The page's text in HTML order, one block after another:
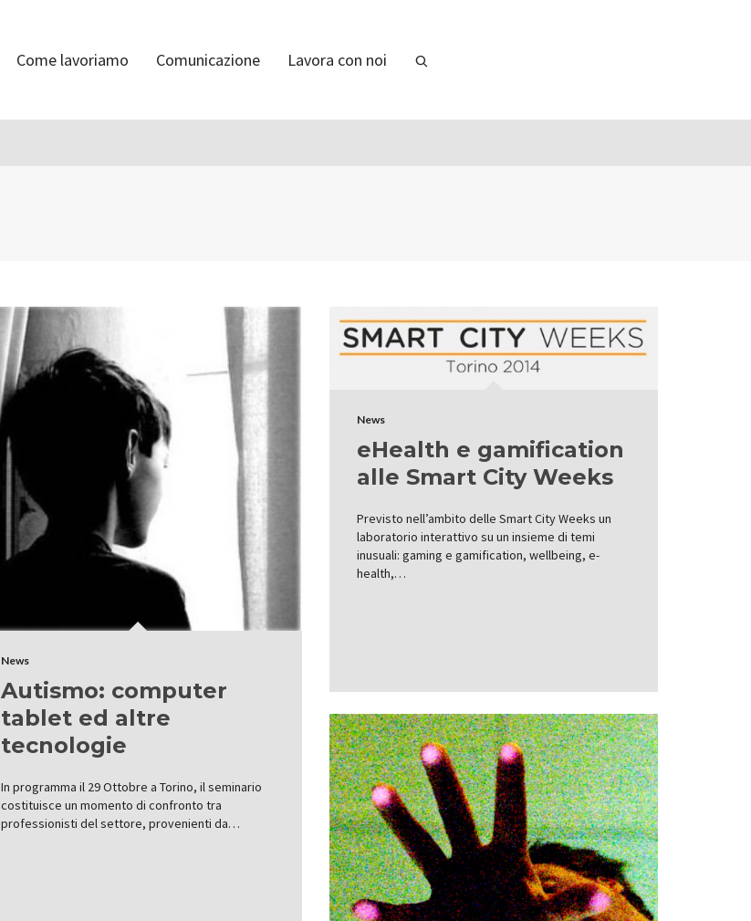
Come lavoriamo Comunicazione Lavora con noi
News
Autismo: computer
tablet ed altre
tecnologie
In programma il 29 Ottobre a Torino, il seminario
costituisce un momento di confronto tra
professionisti del settore, provenienti da…
News
eHealth e gamification
alle Smart City Weeks
Previsto nell’ambito delle Smart City Weeks un
laboratorio interattivo su un insieme di temi
inusuali: gaming e gamification, wellbeing, e-
health,…